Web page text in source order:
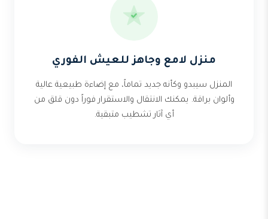
منزل لامع وجاهز للعيش الفوري
المنزل سيبدو وكأنه جديد تماماً، مع إضاءة طبيعية عالية
وألوان براقة. يمكنك الانتقال والاستقرار فوراً دون قلق من
أي آثار تشطيب متبقية.